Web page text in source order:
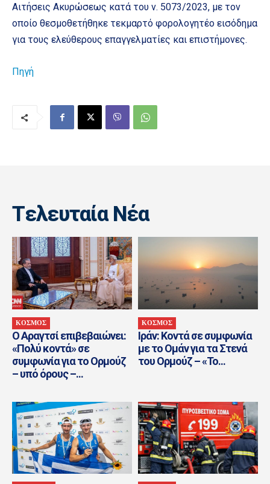
Αιτήσεις Ακυρώσεως κατά του ν. 5073/2023, με τον
οποίο θεσμοθετήθηκε τεκμαρτό φορολογητέο εισόδημα
για τους ελεύθερους επαγγελματίες και επιστήμονες.
Πηγή
Tελευταία Nέα
ΚΟΣΜΟΣ
Ο Αραγτσί επιβεβαιώνει:
«Πολύ κοντά» σε
συμφωνία για το Ορμούζ
– υπό όρους –...
ΚΟΣΜΟΣ
Ιράν: Κοντά σε συμφωνία
με το Ομάν για τα Στενά
του Ορμούζ – «Το...